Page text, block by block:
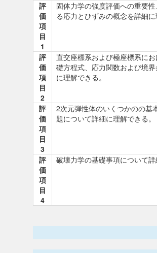
評
価
項
目
1
固体力学の強度評価への重要
る応力とひずみの概念を詳細に
評
価
項
目
2
直交座標系および極座標系に
礎方程式、応力関数および境
に理解できる。
評
価
項
目
3
2次元弾性体のいくつかのの基
題について詳細に理解できる。
評
価
項
目
4
破壊力学の基礎事項について詳